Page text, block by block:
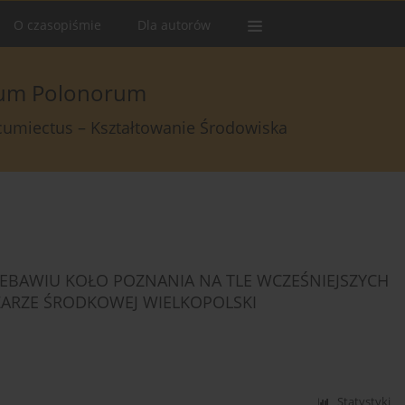
O czasopiśmie Dla autorów
Polonorum
– Kształtowanie Środowiska
KOŁO POZNANIA NA TLE WCZEŚNIEJSZYCH
ŚRODKOWEJ WIELKOPOLSKI